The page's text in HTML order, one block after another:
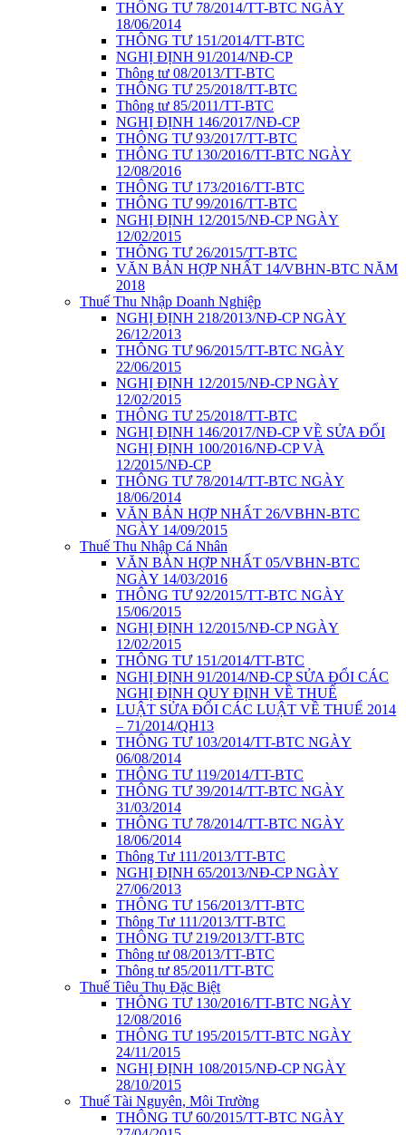
THÔNG TƯ 78/2014/TT-BTC NGÀY
18/06/2014
THÔNG TƯ 151/2014/TT-BTC
NGHỊ ĐỊNH 91/2014/NĐ-CP
Thông tư 08/2013/TT-BTC
THÔNG TƯ 25/2018/TT-BTC
Thông tư 85/2011/TT-BTC
NGHỊ ĐỊNH 146/2017/NĐ-CP
THÔNG TƯ 93/2017/TT-BTC
THÔNG TƯ 130/2016/TT-BTC NGÀY
12/08/2016
THÔNG TƯ 173/2016/TT-BTC
THÔNG TƯ 99/2016/TT-BTC
NGHỊ ĐỊNH 12/2015/NĐ-CP NGÀY
12/02/2015
THÔNG TƯ 26/2015/TT-BTC
VĂN BẢN HỢP NHẤT 14/VBHN-BTC NĂM
2018
Thuế Thu Nhập Doanh Nghiệp
NGHỊ ĐỊNH 218/2013/NĐ-CP NGÀY
26/12/2013
THÔNG TƯ 96/2015/TT-BTC NGÀY
22/06/2015
NGHỊ ĐỊNH 12/2015/NĐ-CP NGÀY
12/02/2015
THÔNG TƯ 25/2018/TT-BTC
NGHỊ ĐỊNH 146/2017/NĐ-CP VỀ SỬA ĐỔI
NGHỊ ĐỊNH 100/2016/NĐ-CP VÀ
12/2015/NĐ-CP
THÔNG TƯ 78/2014/TT-BTC NGÀY
18/06/2014
VĂN BẢN HỢP NHẤT 26/VBHN-BTC
NGÀY 14/09/2015
Thuế Thu Nhập Cá Nhân
VĂN BẢN HỢP NHẤT 05/VBHN-BTC
NGÀY 14/03/2016
THÔNG TƯ 92/2015/TT-BTC NGÀY
15/06/2015
NGHỊ ĐỊNH 12/2015/NĐ-CP NGÀY
12/02/2015
THÔNG TƯ 151/2014/TT-BTC
NGHỊ ĐỊNH 91/2014/NĐ-CP SỬA ĐỔI CÁC
NGHỊ ĐỊNH QUY ĐỊNH VỀ THUẾ
LUẬT SỬA ĐỔI CÁC LUẬT VỀ THUẾ 2014
– 71/2014/QH13
THÔNG TƯ 103/2014/TT-BTC NGÀY
06/08/2014
THÔNG TƯ 119/2014/TT-BTC
THÔNG TƯ 39/2014/TT-BTC NGÀY
31/03/2014
THÔNG TƯ 78/2014/TT-BTC NGÀY
18/06/2014
Thông Tư 111/2013/TT-BTC
NGHỊ ĐỊNH 65/2013/NĐ-CP NGÀY
27/06/2013
THÔNG TƯ 156/2013/TT-BTC
Thông Tư 111/2013/TT-BTC
THÔNG TƯ 219/2013/TT-BTC
Thông tư 08/2013/TT-BTC
Thông tư 85/2011/TT-BTC
Thuế Tiêu Thụ Đặc Biệt
THÔNG TƯ 130/2016/TT-BTC NGÀY
12/08/2016
THÔNG TƯ 195/2015/TT-BTC NGÀY
24/11/2015
NGHỊ ĐỊNH 108/2015/NĐ-CP NGÀY
28/10/2015
Thuế Tài Nguyên, Môi Trường
THÔNG TƯ 60/2015/TT-BTC NGÀY